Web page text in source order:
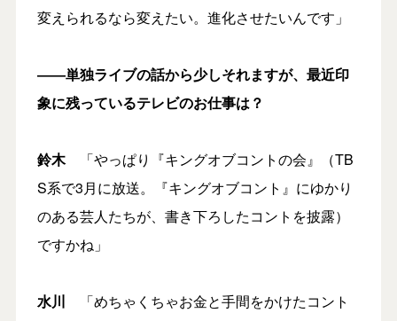
変えられるなら変えたい。進化させたいんです」
――単独ライブの話から少しそれますが、最近印
象に残っているテレビのお仕事は？
鈴木「やっぱり『キングオブコントの会』（TB
S系で3月に放送。『キングオブコント』にゆかり
のある芸人たちが、書き下ろしたコントを披露）
ですかね」
水川 「めちゃくちゃお金と手間をかけたコント